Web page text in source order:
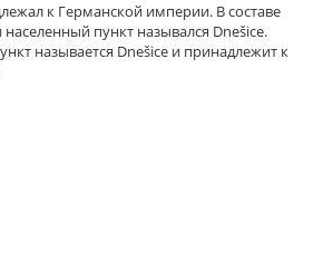
к Германской империи. В составе
пункт назывался Dnešice.
называется Dnešice и принадлежит к